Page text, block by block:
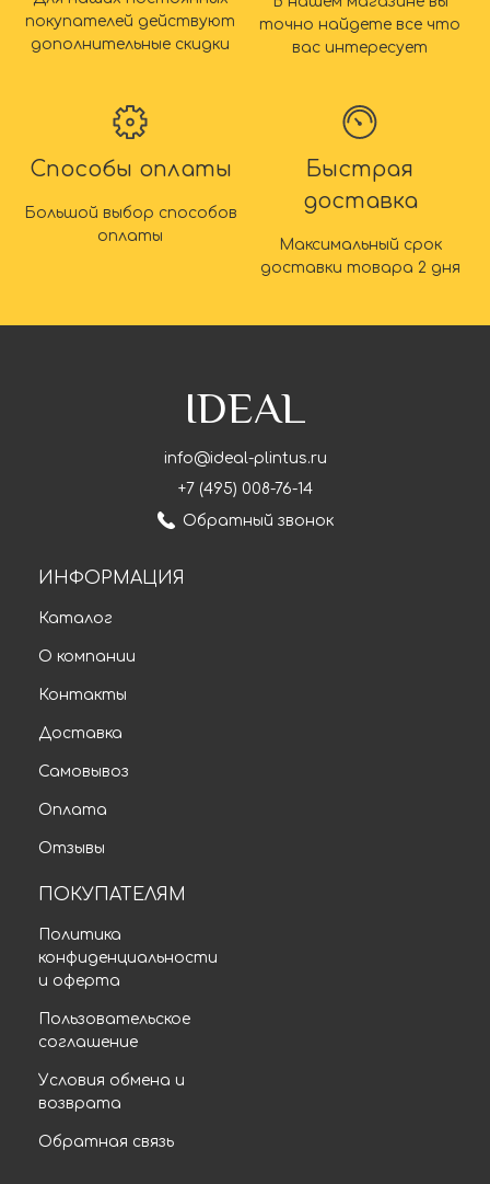
покупателей действуют
дополнительные скидки
точно найдете все что
вас интересует
Способы оплаты
Большой выбор способов
оплаты
Быстрая
доставка
Максимальный срок
доставки товара 2 дня
IDEAL
info@ideal-plintus.ru
+7 (495) 008-76-14
Обратный звонок
ИНФОРМАЦИЯ
Каталог
О компании
Контакты
Доставка
Самовывоз
Оплата
Отзывы
ПОКУПАТЕЛЯМ
Политика
конфиденциальности
и оферта
Пользовательское
соглашение
Условия обмена и
возврата
Обратная связь